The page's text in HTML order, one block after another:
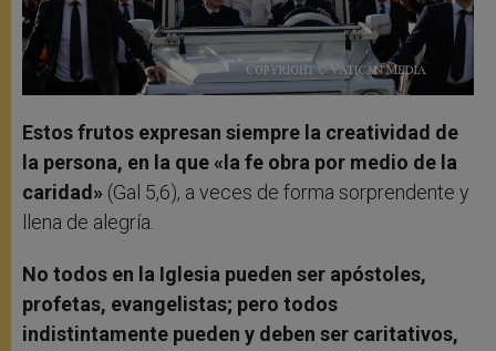
Estos frutos expresan siempre la creatividad de
la persona, en la que «la fe obra por medio de la
caridad» (Gal 5,6), a veces de forma sorprendente y
llena de alegría.
No todos en la Iglesia pueden ser apóstoles,
profetas, evangelistas; pero todos
indistintamente pueden y deben ser caritativos,